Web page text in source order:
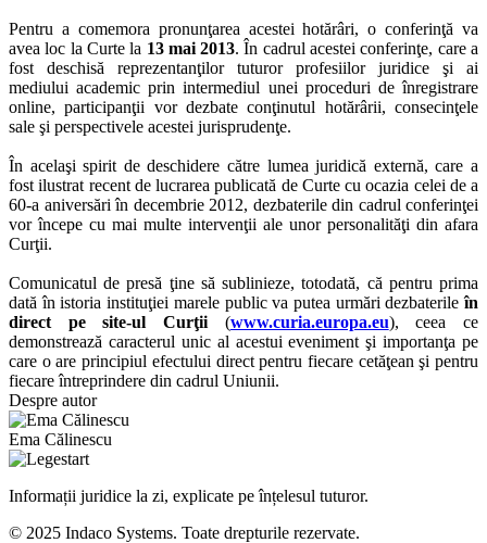
Pentru a comemora pronunţarea acestei hotărâri, o conferinţă va
avea loc la Curte la 13 mai 2013. În cadrul acestei conferinţe, care a
fost deschisă reprezentanţilor tuturor profesiilor juridice şi ai
mediului academic prin intermediul unei proceduri de înregistrare
online, participanţii vor dezbate conţinutul hotărârii, consecinţele
sale şi perspectivele acestei jurisprudenţe.
În acelaşi spirit de deschidere către lumea juridică externă, care a
fost ilustrat recent de lucrarea publicată de Curte cu ocazia celei de a
60-a aniversări în decembrie 2012, dezbaterile din cadrul conferinţei
vor începe cu mai multe intervenţii ale unor personalităţi din afara
Curţii.
Comunicatul de presă ţine să sublinieze, totodată, că pentru prima
dată în istoria instituţiei marele public va putea urmări dezbaterileîn
direct pe site-ul Curţii (www.curia.europa.eu), ceea ce
demonstrează caracterul unic al acestui eveniment şi importanţa pe
care o are principiul efectului direct pentru fiecare cetăţean şi pentru
fiecare întreprindere din cadrul Uniunii.
Despre autor
Ema Călinescu
Informații juridice la zi, explicate pe înțelesul tuturor.
© 2025 Indaco Systems. Toate drepturile rezervate.